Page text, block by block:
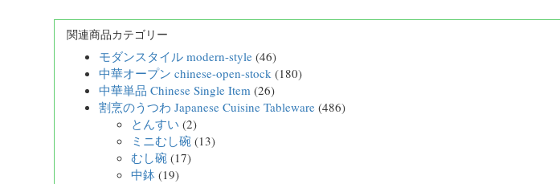
関連商品カテゴリー
モダンスタイル modern-style (46)
中華オープン chinese-open-stock (180)
中華単品 Chinese Single Item (26)
割烹のうつわ Japanese Cuisine Tableware (486)
とんすい (2)
ミニむし碗 (13)
むし碗 (17)
中鉢 (19)